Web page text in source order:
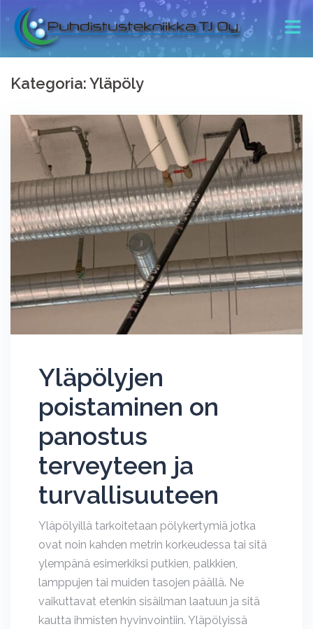
Kategoria:Yläpöly
Yläpölyjen
poistaminen on
panostus
terveyteen ja
turvallisuuteen
Yläpölyillä tarkoitetaan pölykertymiä jotka
ovat noin kahden metrin korkeudessa tai sitä
ylempänä esimerkiksi putkien, palkkien,
lamppujen tai muiden tasojen päällä. Ne
vaikuttavat etenkin sisäilman laatuun ja sitä
kautta ihmisten hyvinvointiin. Yläpölyissä